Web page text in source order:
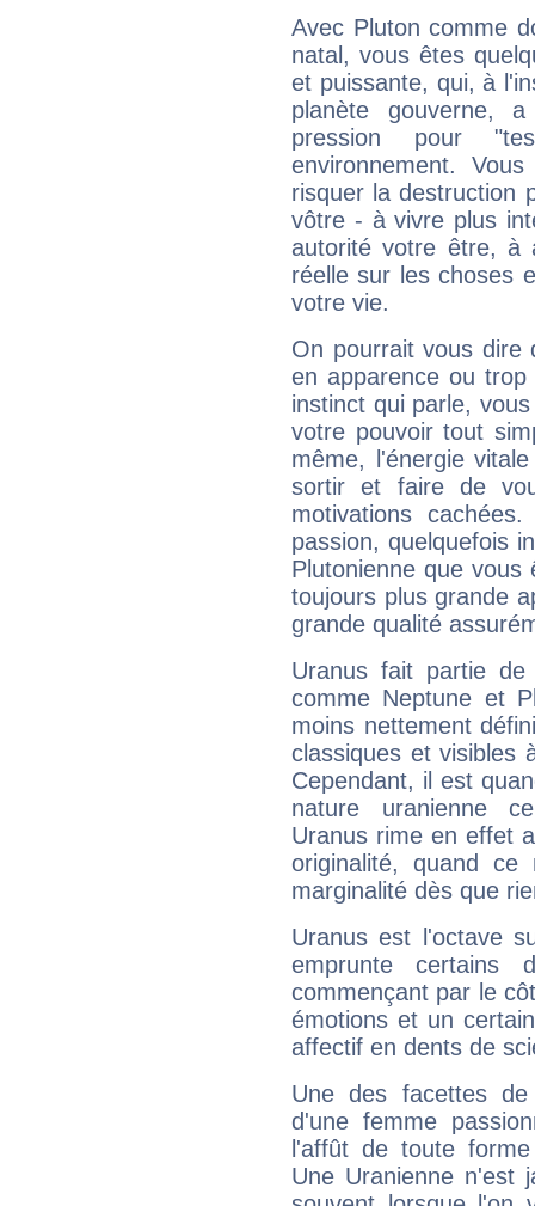
Avec Pluton comme
natal, vous êtes
et puissante, qui, à
planète gouverne,
pression pour
environnement.
risquer la destruction
vôtre - à vivre plus
autorité votre être, à
réelle sur les choses
votre vie.
On pourrait vous dire
en apparence ou
instinct qui parle,
votre pouvoir tout
même, l'énergie
sortir et faire de
motivations
passion, quelquefois
Plutonienne que
toujours plus grande
grande qualité
Uranus fait partie
comme Neptune et
moins nettement
classiques et visibles
Cependant, il est
nature uranienne
Uranus rime en effet
originalité, quand ce
marginalité dès que
Uranus est l'octave
emprunte
commençant par le
émotions et un
affectif en dents de
Une des facettes
d'une femme
l'affût de toute
Une Uranienne n'est